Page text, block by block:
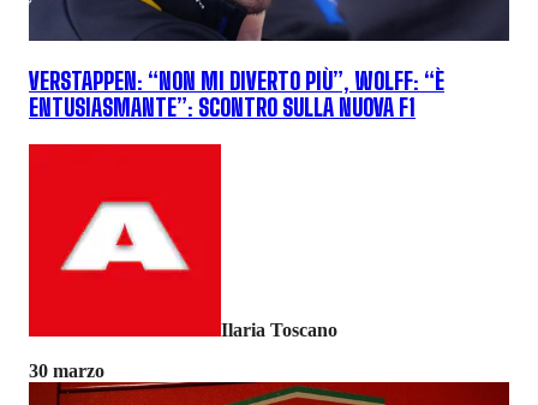
VERSTAPPEN: “NON MI DIVERTO PIÙ”, WOLFF: “È
ENTUSIASMANTE”: SCONTRO SULLA NUOVA F1
Ilaria Toscano
30 marzo